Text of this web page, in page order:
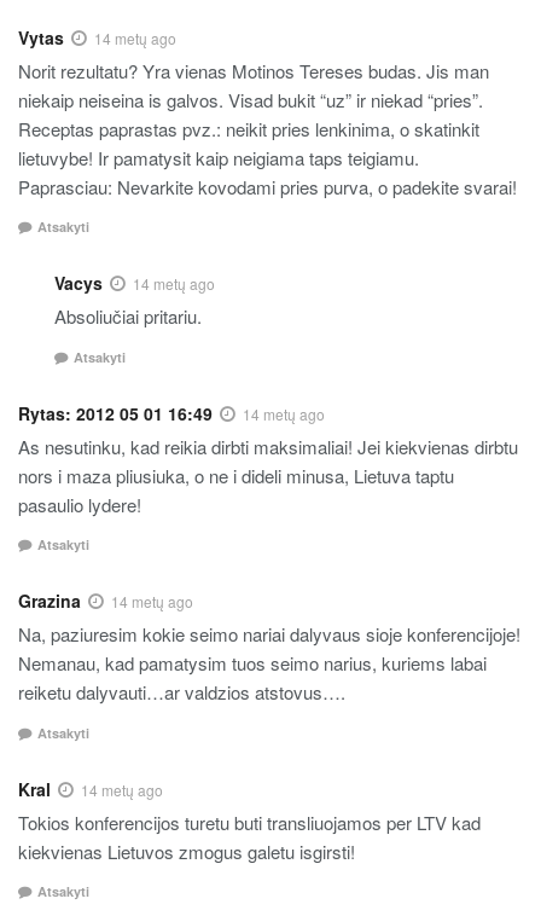
Vytas 14 metų ago
Norit rezultatu? Yra vienas Motinos Tereses budas. Jis man
niekaip neiseina is galvos. Visad bukit “uz” ir niekad “pries”.
Receptas paprastas pvz.: neikit pries lenkinima, o skatinkit
lietuvybe! Ir pamatysit kaip neigiama taps teigiamu.
Paprasciau: Nevarkite kovodami pries purva, o padekite svarai!
Atsakyti
Vacys 14 metų ago
Absoliučiai pritariu.
Atsakyti
Rytas: 2012 05 01 16:49 14 metų ago
As nesutinku, kad reikia dirbti maksimaliai! Jei kiekvienas dirbtu
nors i maza pliusiuka, o ne i dideli minusa, Lietuva taptu
pasaulio lydere!
Atsakyti
Grazina 14 metų ago
Na, paziuresim kokie seimo nariai dalyvaus sioje konferencijoje!
Nemanau, kad pamatysim tuos seimo narius, kuriems labai
reiketu dalyvauti…ar valdzios atstovus….
Atsakyti
Kral 14 metų ago
Tokios konferencijos turetu buti transliuojamos per LTV kad
kiekvienas Lietuvos zmogus galetu isgirsti!
Atsakyti